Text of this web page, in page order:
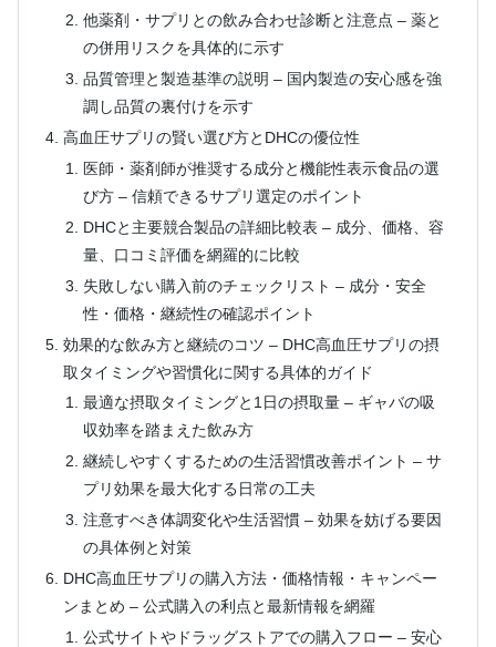
他薬剤・サプリとの飲み合わせ診断と注意点 – 薬と
の併用リスクを具体的に示す
品質管理と製造基準の説明 – 国内製造の安心感を強
調し品質の裏付けを示す
高血圧サプリの賢い選び方とDHCの優位性
医師・薬剤師が推奨する成分と機能性表示食品の選
び方 – 信頼できるサプリ選定のポイント
DHCと主要競合製品の詳細比較表 – 成分、価格、容
量、口コミ評価を網羅的に比較
失敗しない購入前のチェックリスト – 成分・安全
性・価格・継続性の確認ポイント
効果的な飲み方と継続のコツ – DHC高血圧サプリの摂
取タイミングや習慣化に関する具体的ガイド
最適な摂取タイミングと1日の摂取量 – ギャバの吸
収効率を踏まえた飲み方
継続しやすくするための生活習慣改善ポイント – サ
プリ効果を最大化する日常の工夫
注意すべき体調変化や生活習慣 – 効果を妨げる要因
の具体例と対策
DHC高血圧サプリの購入方法・価格情報・キャンペー
ンまとめ – 公式購入の利点と最新情報を網羅
公式サイトやドラッグストアでの購入フロー – 安心